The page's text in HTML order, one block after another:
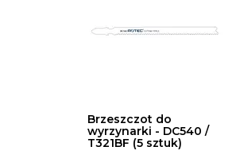
Brzeszczot do
wyrzynarki - DC540 /
T321BF (5 sztuk)